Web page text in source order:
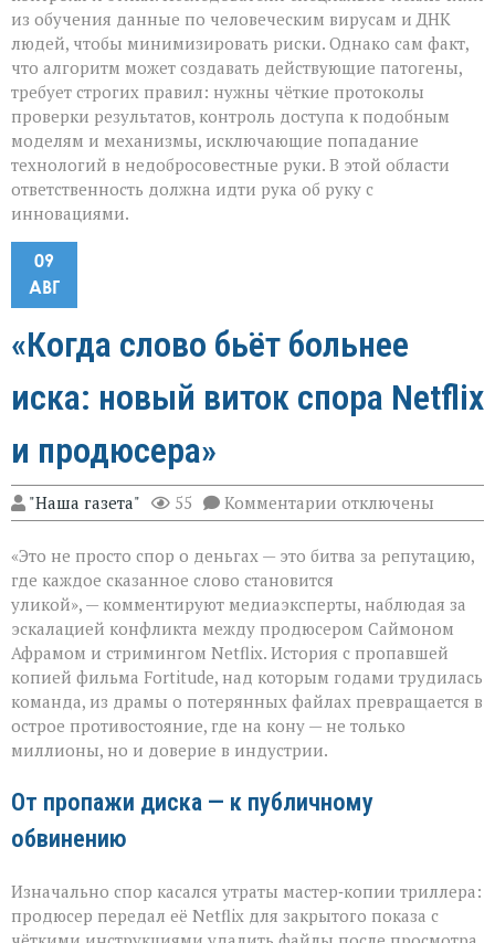
из обучения данные по человеческим вирусам и ДНК
людей, чтобы минимизировать риски. Однако сам факт,
что алгоритм может создавать действующие патогены,
требует строгих правил: нужны чёткие протоколы
проверки результатов, контроль доступа к подобным
моделям и механизмы, исключающие попадание
технологий в недобросовестные руки. В этой области
ответственность должна идти рука об руку с
инновациями.
09
АВГ
«Когда слово бьёт больнее
иска: новый виток спора Netflix
и продюсера»
"Наша газета" 55 Комментарии к
записи
слово
больнее
иска:
новый
виток
спора
Netflix
и
продюсера»
отключены
«Это не просто спор о деньгах — это битва за репутацию,
где каждое сказанное слово становится
уликой», — комментируют медиаэксперты, наблюдая за
эскалацией конфликта между продюсером Саймоном
Афрамом и стримингом Netflix. История с пропавшей
копией фильма Fortitude, над которым годами трудилась
команда, из драмы о потерянных файлах превращается в
острое противостояние, где на кону — не только
миллионы, но и доверие в индустрии.
От пропажи диска — к публичному
обвинению
Изначально спор касался утраты мастер‑копии триллера:
продюсер передал её Netflix для закрытого показа с